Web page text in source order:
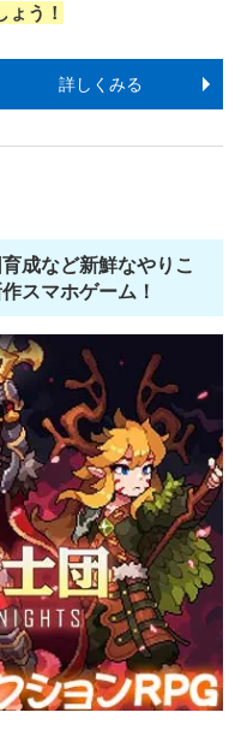
う！
詳しくみる
成など新鮮なやりこ
スマホゲーム！